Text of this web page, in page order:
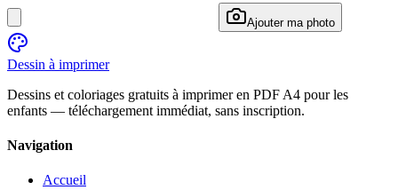
Ajouter ma photo
Dessin à imprimer
Dessins et coloriages gratuits à imprimer en PDF A4 pour les
enfants — téléchargement immédiat, sans inscription.
Navigation
Accueil